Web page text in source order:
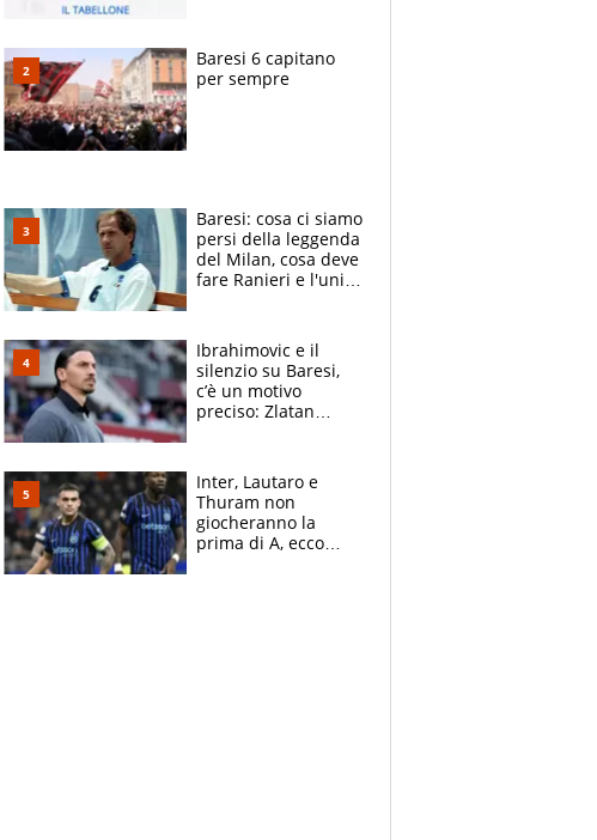
Baresi 6 capitano
per sempre
Baresi: cosa ci siamo
persi della leggenda
del Milan, cosa deve
fare Ranieri e l'unico
Ibrahimovic e il
silenzio su Baresi,
c’è un motivo
preciso: Zlatan
e dalla morte di
Raiola
Inter, Lautaro e
Thuram non
giocheranno la
prima di A, ecco